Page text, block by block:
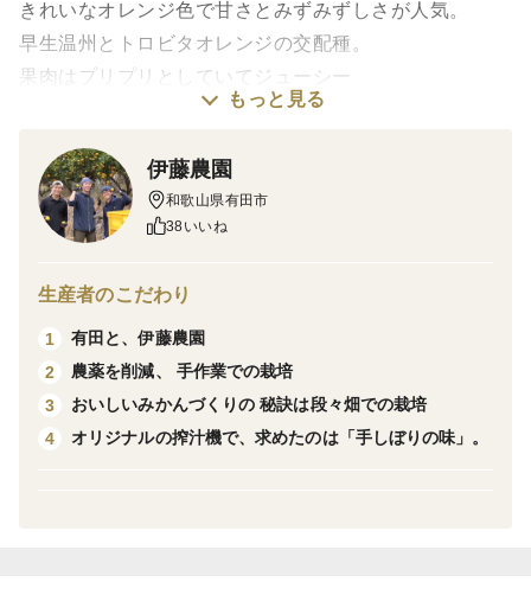
きれいなオレンジ色で甘さとみずみずしさが人気。
早生温州とトロビタオレンジの交配種。
果肉はプリプリとしていてジューシー
種も少なくて食べやすい柑橘です。
おいしいですよ。
剥くときはナイフで切ってからお召し上がりいただくこ
●発送日について
青果商品につき配送日時指定はご希望に添えない場合が
ございます。
収穫状況などにより発送に時間がかかることがございま
もっと見る
伊藤農園
和歌山県有田市
38いいね
生産者のこだわり
1
有田と、伊藤農園
2
農薬を削減、 手作業での栽培
3
おいしいみかんづくりの 秘訣は段々畑での栽培
4
オリジナルの搾汁機で、求めたのは「手しぼりの味」。